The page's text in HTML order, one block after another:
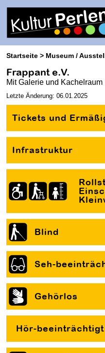
Startseite Museum /
Frappant e.V.
Mit Galerie und Kachelraum
Letzte Änderung: 06.01.2025
Tickets und
Infrastruktur
Blind
Seh-
Gehörlos
Hör-beeinträchtigt